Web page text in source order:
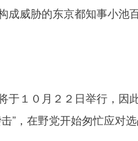
成威胁的东京都知事小池
１０月２２日举行，因
”，在野党开始匆忙应对选